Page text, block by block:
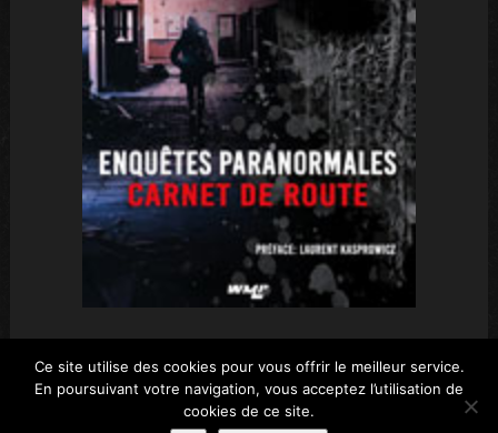
WMPPROD © 2026 Tous droits réservés.RGPD-
Informations légales
Ce site utilise des cookies pour vous offrir le meilleur service.
En poursuivant votre navigation, vous acceptez l’utilisation de
cookies de ce site.